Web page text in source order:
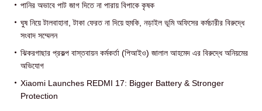
পা‌নির অভাবে পাট জাগ দিতে না পারায় বিপাকে কৃষক
ঘুষ নিয়ে টালবাহানা, টাকা ফেরত না দিয়ে হুমকি, নড়াইল ভূমি অফিসের কর্মচারীর বিরুদ্ধে
সংবাদ সম্মেলন
ঝিকরগাছার প্রকল্প বাস্তবায়ন কর্মকর্তা (পিআইও) জালাল আহমেদ এর বিরুদ্ধে অনিয়মের
অভিযোগ
Xiaomi Launches REDMI 17: Bigger Battery & Stronger
Protection